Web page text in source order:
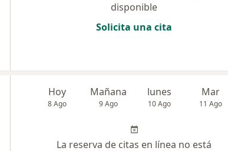
disponible
Solicita una cita
Hoy
8 Ago
Mañana
9 Ago
lunes
10 Ago
Mar
11 Ago
La reserva de citas en línea no está